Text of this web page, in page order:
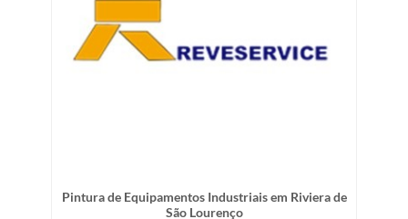
Pintura de Equipamentos Industriais em Riviera de
São Lourenço